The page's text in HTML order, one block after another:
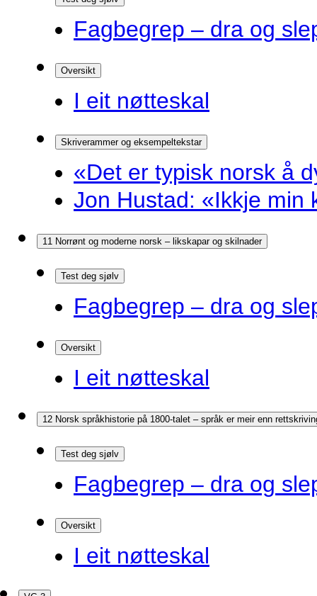
Fagbegrep – dra og
Oversikt
I eit nøtteskal
Skriverammer og eksempeltekstar
«Det er typisk norsk å
Jon Hustad: «Ikkje min
11 Norrønt og moderne norsk – likskapar og skilnader
Test deg sjølv
Fagbegrep – dra og
Oversikt
I eit nøtteskal
12 Norsk språkhistorie på 1800-talet – språk er meir enn
Test deg sjølv
Fagbegrep – dra og
Oversikt
I eit nøtteskal